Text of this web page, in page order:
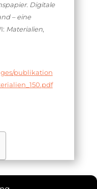
Digitale
– eine
Materialien,
publikation